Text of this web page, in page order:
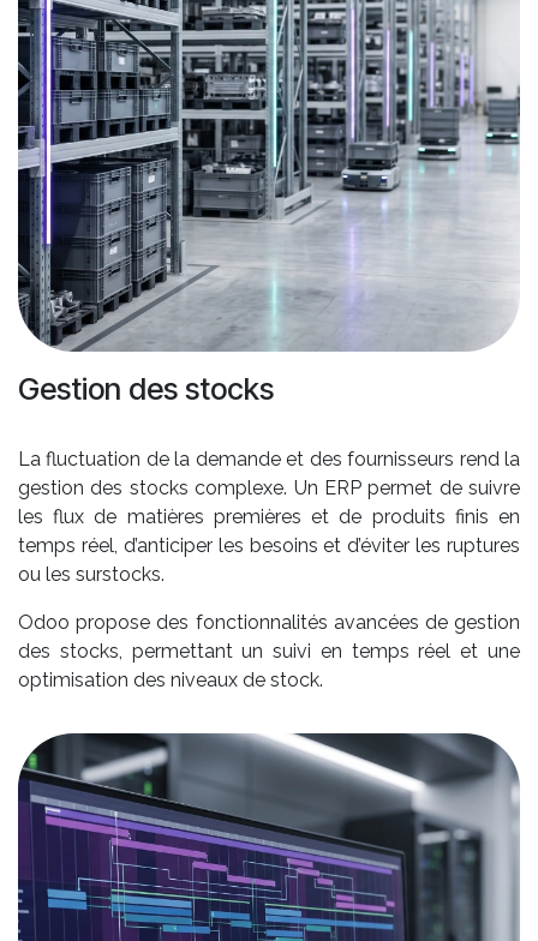
Gestion des stocks
La fluctuation de la demande et des fournisseurs rend la
gestion des stocks complexe. Un ERP permet de suivre
les flux de matières premières et de produits finis en
temps réel, d’anticiper les besoins et d’éviter les ruptures
ou les surstocks.
Odoo propose des fonctionnalités avancées de gestion
des stocks, permettant un suivi en temps réel et une
optimisation des niveaux de stock.